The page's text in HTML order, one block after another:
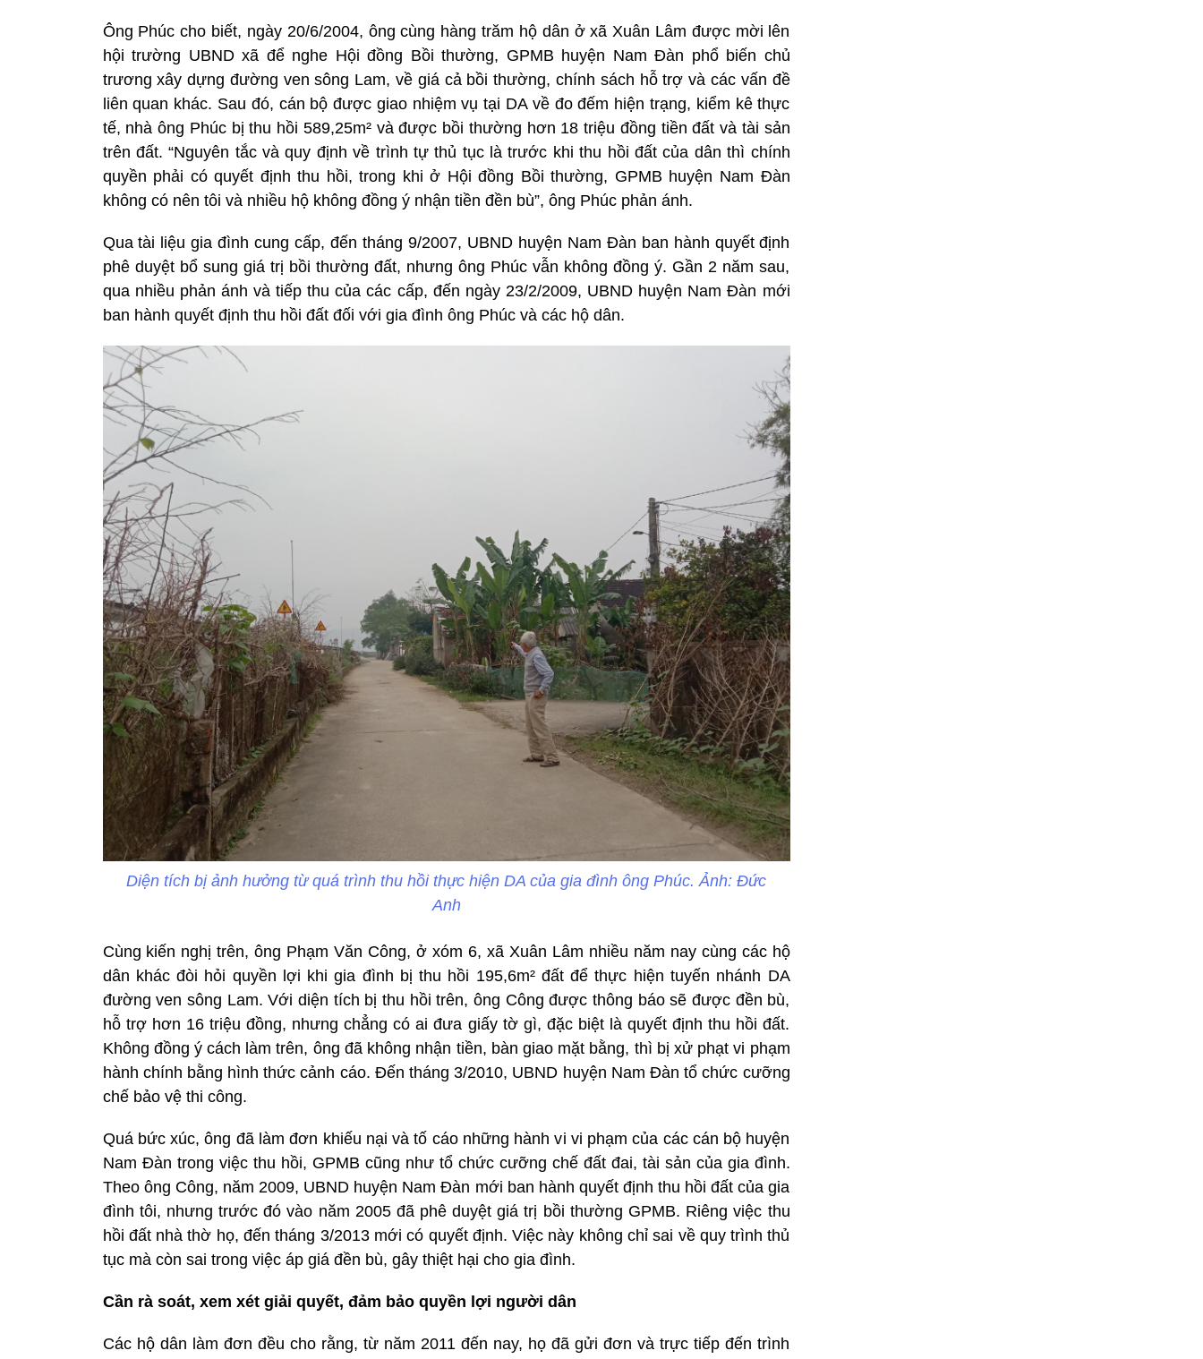
Ông Phúc cho biết, ngày 20/6/2004, ông cùng hàng trăm hộ dân ở xã Xuân Lâm được mời lên
hội trường UBND xã để nghe Hội đồng Bồi thường, GPMB huyện Nam Đàn phổ biến chủ
trương xây dựng đường ven sông Lam, về giá cả bồi thường, chính sách hỗ trợ và các vấn đề
liên quan khác. Sau đó, cán bộ được giao nhiệm vụ tại DA về đo đếm hiện trạng, kiểm kê thực
tế, nhà ông Phúc bị thu hồi 589,25m² và được bồi thường hơn 18 triệu đồng tiền đất và tài sản
trên đất. “Nguyên tắc và quy định về trình tự thủ tục là trước khi thu hồi đất của dân thì chính
quyền phải có quyết định thu hồi, trong khi ở Hội đồng Bồi thường, GPMB huyện Nam Đàn
không có nên tôi và nhiều hộ không đồng ý nhận tiền đền bù”, ông Phúc phản ánh.
Qua tài liệu gia đình cung cấp, đến tháng 9/2007, UBND huyện Nam Đàn ban hành quyết định
phê duyệt bổ sung giá trị bồi thường đất, nhưng ông Phúc vẫn không đồng ý. Gần 2 năm sau,
qua nhiều phản ánh và tiếp thu của các cấp, đến ngày 23/2/2009, UBND huyện Nam Đàn mới
ban hành quyết định thu hồi đất đối với gia đình ông Phúc và các hộ dân.
Diện tích bị ảnh hưởng từ quá trình thu hồi thực hiện DA của gia đình ông Phúc. Ảnh: Đức
Anh
Cùng kiến nghị trên, ông Phạm Văn Công, ở xóm 6, xã Xuân Lâm nhiều năm nay cùng các hộ
dân khác đòi hỏi quyền lợi khi gia đình bị thu hồi 195,6m² đất để thực hiện tuyến nhánh DA
đường ven sông Lam. Với diện tích bị thu hồi trên, ông Công được thông báo sẽ được đền bù,
hỗ trợ hơn 16 triệu đồng, nhưng chẳng có ai đưa giấy tờ gì, đặc biệt là quyết định thu hồi đất.
Không đồng ý cách làm trên, ông đã không nhận tiền, bàn giao mặt bằng, thì bị xử phạt vi phạm
hành chính bằng hình thức cảnh cáo. Đến tháng 3/2010, UBND huyện Nam Đàn tổ chức cưỡng
chế bảo vệ thi công.
Quá bức xúc, ông đã làm đơn khiếu nại và tố cáo những hành vi vi phạm của các cán bộ huyện
Nam Đàn trong việc thu hồi, GPMB cũng như tổ chức cưỡng chế đất đai, tài sản của gia đình.
Theo ông Công, năm 2009, UBND huyện Nam Đàn mới ban hành quyết định thu hồi đất của gia
đình tôi, nhưng trước đó vào năm 2005 đã phê duyệt giá trị bồi thường GPMB. Riêng việc thu
hồi đất nhà thờ họ, đến tháng 3/2013 mới có quyết định. Việc này không chỉ sai về quy trình thủ
tục mà còn sai trong việc áp giá đền bù, gây thiệt hại cho gia đình.
Cần rà soát, xem xét giải quyết, đảm bảo quyền lợi người dân
Các hộ dân làm đơn đều cho rằng, từ năm 2011 đến nay, họ đã gửi đơn và trực tiếp đến trình